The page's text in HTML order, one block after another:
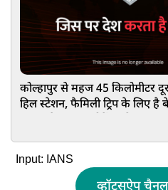
कोल्हापुर से महज 45 किलोमीटर
हिल स्टेशन, फैमिली ट्रिप के लिए है
Input: IANS
व्हॉट्सऐप